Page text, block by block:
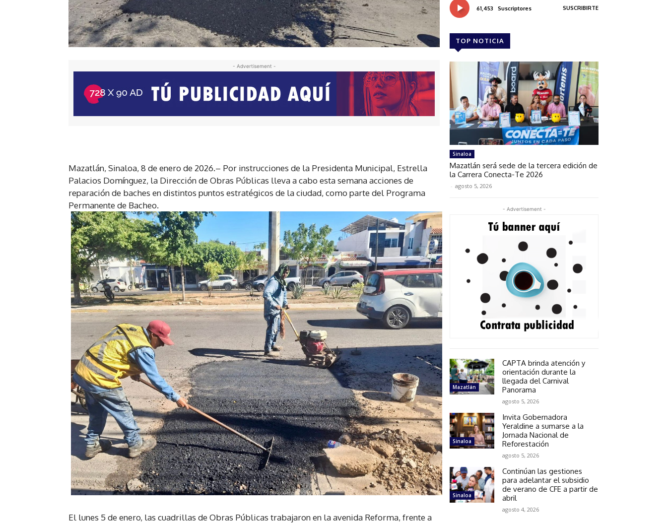
- Advertisement -
Mazatlán, Sinaloa, 8 de enero de 2026.– Por instrucciones de la Presidenta Municipal, Estrella
Palacios Domínguez, la Dirección de Obras Públicas lleva a cabo esta semana acciones de
reparación de baches en distintos puntos estratégicos de la ciudad, como parte del Programa
Permanente de Bacheo.
El lunes 5 de enero, las cuadrillas de Obras Públicas trabajaron en la avenida Reforma, frente a
61,453 Suscriptores SUSCRIBIRTE
TOP NOTICIA
Sinaloa
Mazatlán será sede de la tercera edición de
la Carrera Conecta-Te 2026
- agosto 5, 2026
- Advertisement -
Mazatlán
CAPTA brinda atención y
orientación durante la
llegada del Carnival
Panorama
agosto 5, 2026
Sinaloa
Invita Gobernadora
Yeraldine a sumarse a la
Jornada Nacional de
Reforestación
agosto 5, 2026
Sinaloa
Continúan las gestiones
para adelantar el subsidio
de verano de CFE a partir de
abril
agosto 4, 2026